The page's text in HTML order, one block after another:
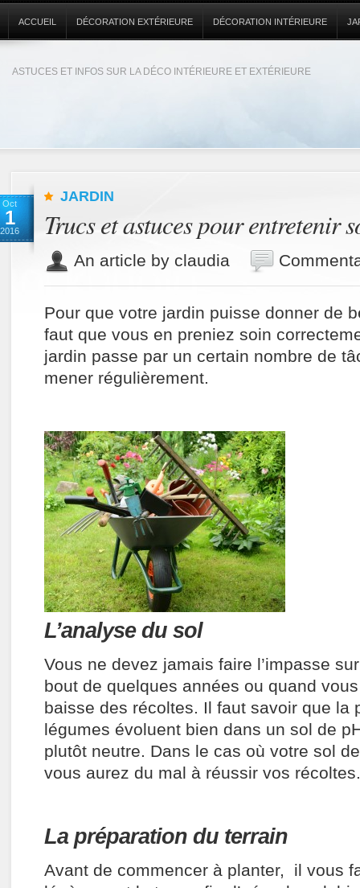
ASTUCES ET INFOS SUR LA DÉCO INTÉRIEURE ET EXTÉRIEURE
ACCUEIL DÉCORATION EXTÉRIEURE DÉCORATION INTÉRIEURE
Oct
1
2016
JARDIN
Trucs et astuces pour entretenir
An article by claudia
Pour que votre jardin puisse donner de
faut que vous en preniez soin
jardin passe par un certain nombre de
mener régulièrement.
L’analyse du sol
Vous ne devez jamais faire l’impasse
bout de quelques années ou quand
baisse des récoltes. Il faut savoir que la
légumes évoluent bien dans un sol de
plutôt neutre. Dans le cas où votre sol
vous aurez du mal à réussir vos récoltes.
La préparation du terrain
Avant de commencer à planter, il vous